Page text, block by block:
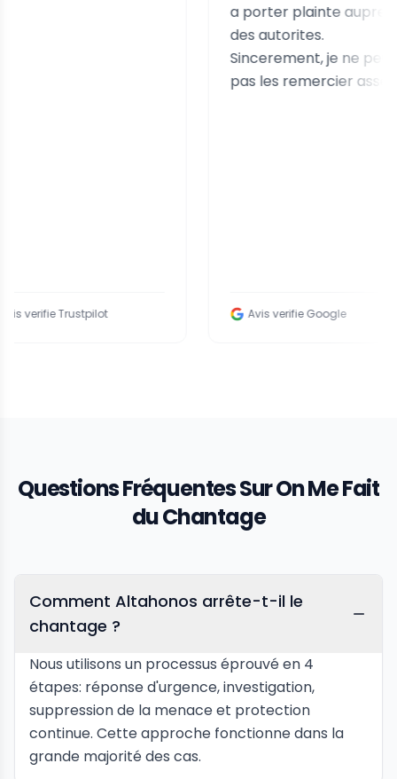
Trustpilot
a porter plainte aupres
des autorites.
Sincerement, je ne peux
pas les remercier assez.
Avis verifie Google
Questions Fréquentes Sur On Me Fait
du Chantage
Comment Altahonos arrête-t-il le
chantage ?
Nous utilisons un processus éprouvé en 4
étapes: réponse d'urgence, investigation,
suppression de la menace et protection
continue. Cette approche fonctionne dans la
grande majorité des cas.